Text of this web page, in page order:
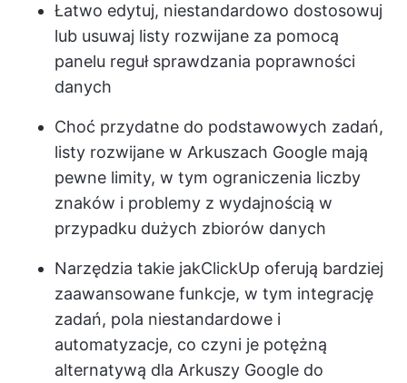
Łatwo edytuj, niestandardowo dostosowuj
lub usuwaj listy rozwijane za pomocą
panelu reguł sprawdzania poprawności
danych
Choć przydatne do podstawowych zadań,
listy rozwijane w Arkuszach Google mają
pewne limity, w tym ograniczenia liczby
znaków i problemy z wydajnością w
przypadku dużych zbiorów danych
Narzędzia takie jakClickUp oferują bardziej
zaawansowane funkcje, w tym integrację
zadań, pola niestandardowe i
automatyzacje, co czyni je potężną
alternatywą dla Arkuszy Google do